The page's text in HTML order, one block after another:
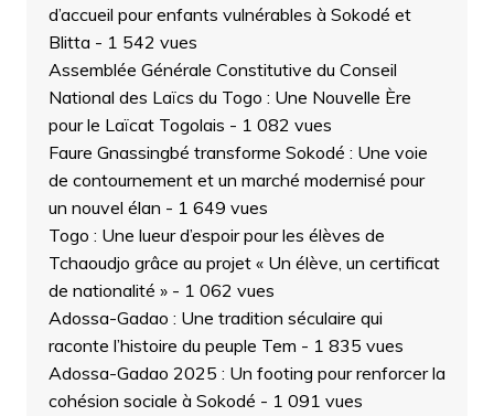
d’accueil pour enfants vulnérables à Sokodé et
Blitta - 1 542 vues
Assemblée Générale Constitutive du Conseil
National des Laïcs du Togo : Une Nouvelle Ère
pour le Laïcat Togolais - 1 082 vues
Faure Gnassingbé transforme Sokodé : Une voie
de contournement et un marché modernisé pour
un nouvel élan - 1 649 vues
Togo : Une lueur d’espoir pour les élèves de
Tchaoudjo grâce au projet « Un élève, un certificat
de nationalité »- 1 062 vues
Adossa-Gadao : Une tradition séculaire qui
raconte l’histoire du peuple Tem - 1 835 vues
Adossa-Gadao 2025 : Un footing pour renforcer la
cohésion sociale à Sokodé - 1 091 vues